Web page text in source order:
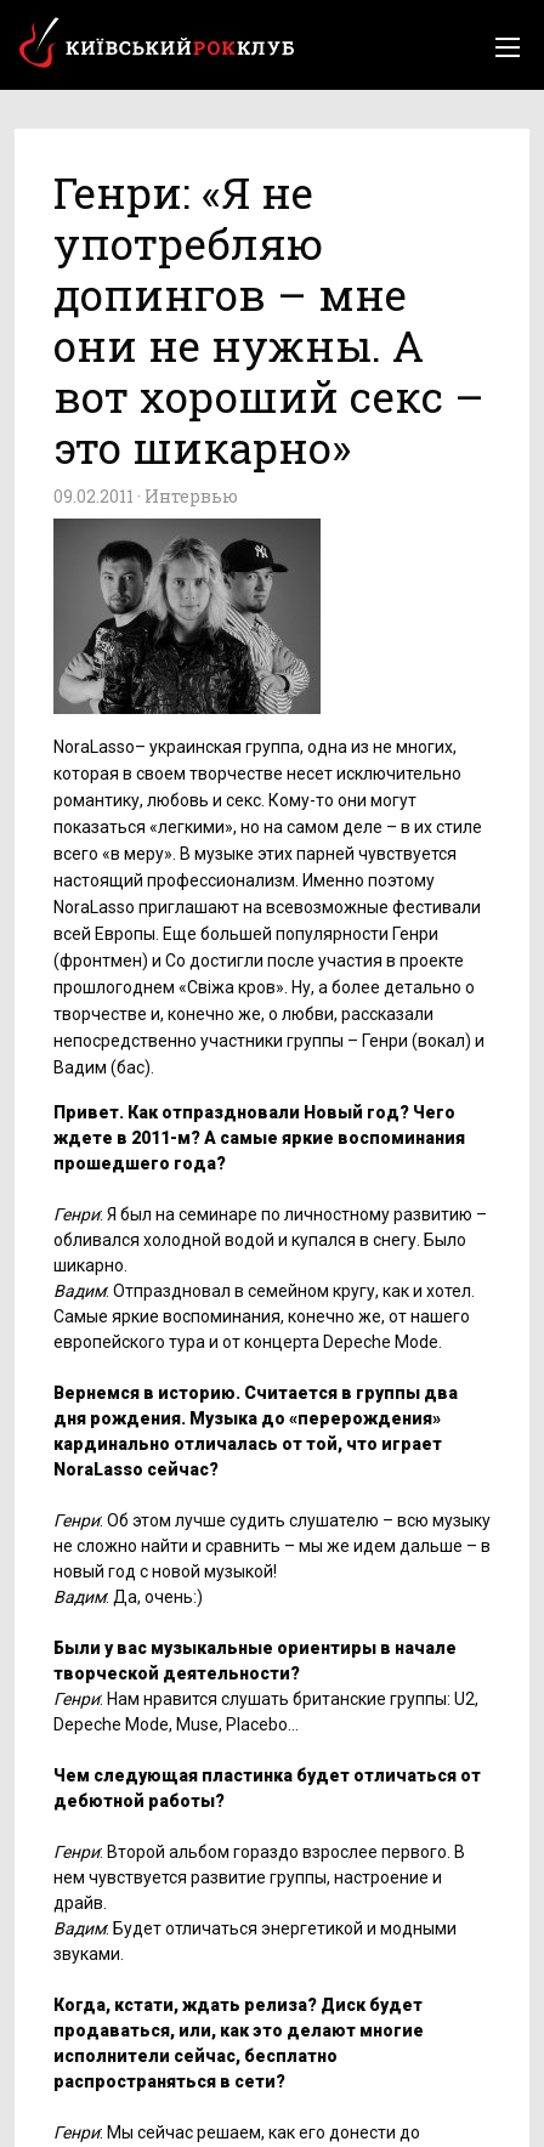
Генри: «Я не
употребляю
допингов – мне
они не нужны. А
вот хороший секс –
это шикарно»
09.02.2011 · Интервью
NoraLasso– украинская группа, одна из не многих,
которая в своем творчестве несет исключительно
романтику, любовь и секс. Кому-то они могут
показаться «легкими», но на самом деле – в их стиле
всего «в меру». В музыке этих парней чувствуется
настоящий профессионализм. Именно поэтому
NoraLasso приглашают на всевозможные фестивали
всей Европы. Еще большей популярности Генри
(фронтмен) и Со достигли после участия в проекте
прошлогоднем «Свіжа кров». Ну, а более детально о
творчестве и, конечно же, о любви, рассказали
непосредственно участники группы – Генри (вокал) и
Вадим (бас).
Привет. Как отпраздновали Новый год? Чего
ждете в 2011-м? А самые яркие воспоминания
прошедшего года?
Генри: Я был на семинаре по личностному развитию –
обливался холодной водой и купался в снегу. Было
шикарно.
Вадим: Отпраздновал в семейном кругу, как и хотел.
Самые яркие воспоминания, конечно же, от нашего
европейского тура и от концерта Depeche Mode.
Вернемся в историю. Считается в группы два
дня рождения. Музыка до «перерождения»
кардинально отличалась от той, что играет
NoraLasso сейчас?
Генри: Об этом лучше судить слушателю – всю музыку
не сложно найти и сравнить – мы же идем дальше – в
новый год с новой музыкой!
Вадим: Да, очень:)
Были у вас музыкальные ориентиры в начале
творческой деятельности?
Генри: Нам нравится слушать британские группы: U2,
Depeche Mode, Muse, Placebo…
Чем следующая пластинка будет отличаться от
дебютной работы?
Генри: Второй альбом гораздо взрослее первого. В
нем чувствуется развитие группы, настроение и
драйв.
Вадим: Будет отличаться энергетикой и модными
звуками.
Когда, кстати, ждать релиза? Диск будет
продаваться, или, как это делают многие
исполнители сейчас, бесплатно
распространяться в сети?
Генри: Мы сейчас решаем, как его донести до